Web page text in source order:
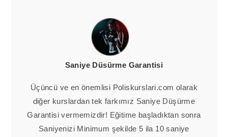
Saniye Düsürme Garantisi
Üçüncü ve en önemlisi Poliskurslari.com olarak
diğer kurslardan tek farkımız Saniye Düşürme
Garantisi vermemizdir! Eğitime başladıktan sonra
Saniyenizi Minimum şekilde 5 ila 10 saniye